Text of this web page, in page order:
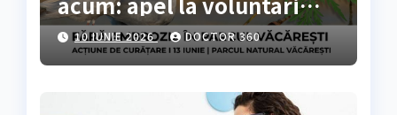
pentru acțiune de curățare
în Parcul Natural
Văcărești
10 IUNIE 2026 DOCTOR 360